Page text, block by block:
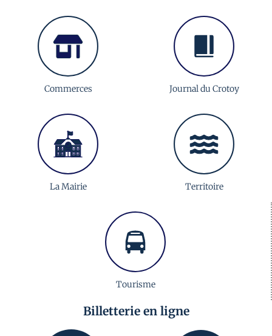
Commerces Journal du Crotoy
La Mairie Territoire
Tourisme
Billetterie en ligne